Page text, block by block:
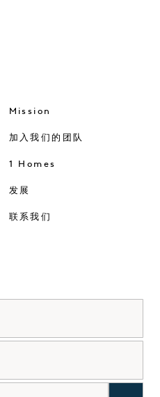
Mission
加入我们的团队
1 Homes
发展
联系我们